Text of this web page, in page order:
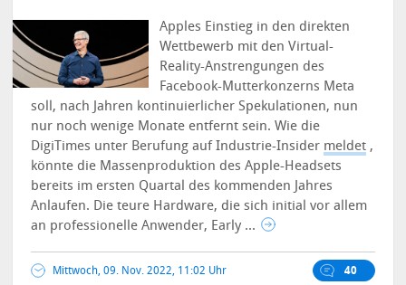
Apples Einstieg in den direkten
Wettbewerb mit den Virtual-
Reality-Anstrengungen des
Facebook-Mutterkonzerns Meta
soll, nach Jahren kontinuierlicher Spekulationen, nun
nur noch wenige Monate entfernt sein.Wie die
DigiTimes unter Berufung auf Industrie-Insider meldet ,
könnte die Massenproduktion des Apple-Headsets
bereits im ersten Quartal des kommenden Jahres
Anlaufen. Die teure Hardware, die sich initial vor allem
an professionelle Anwender, Early ...
Mittwoch, 09. Nov. 2022, 11:02 Uhr 40